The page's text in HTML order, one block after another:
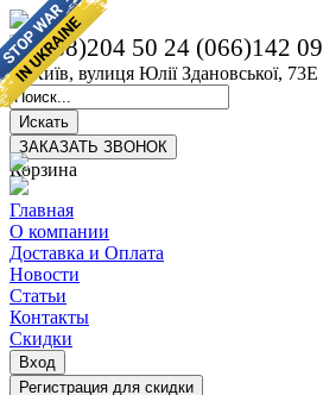
(068)204 50 24 (066)142
м. Київ, вулиця Юлії Здановської, 73Е
Корзина
Главная
О компании
Доставка и Оплата
Новости
Статьи
Контакты
Скидки